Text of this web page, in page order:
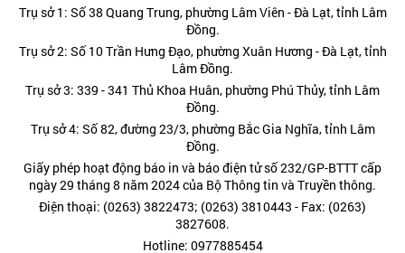
Trụ sở 1: Số 38 Quang Trung, phường Lâm Viên - Đà Lạt, tỉnh Lâm
Đồng.
Trụ sở 2: Số 10 Trần Hưng Đạo, phường Xuân Hương - Đà Lạt, tỉnh
Lâm Đồng.
Trụ sở 3: 339 - 341 Thủ Khoa Huân, phường Phú Thủy, tỉnh Lâm
Đồng.
Trụ sở 4: Số 82, đường 23/3, phường Bắc Gia Nghĩa, tỉnh Lâm
Đồng.
Giấy phép hoạt động báo in và báo điện tử số 232/GP-BTTT cấp
ngày 29 tháng 8 năm 2024 của Bộ Thông tin và Truyền thông.
Điện thoại: (0263) 3822473; (0263) 3810443 - Fax: (0263)
3827608.
Hotline: 0977885454